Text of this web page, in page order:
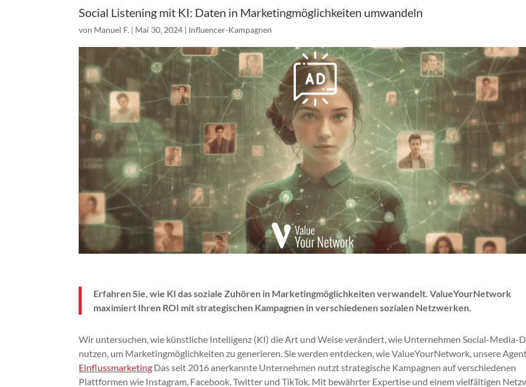
Social Listening mit KI: Daten in Marketingmöglichkeiten umwandeln
von Manuel F. | Mai 30, 2024 | Influencer-Kampagnen
Erfahren Sie, wie KI das soziale Zuhören in Marketingmöglichkeiten verwandelt. ValueYourNetwork
maximiert Ihren ROI mit strategischen Kampagnen in verschiedenen sozialen Netzwerken.
Wir untersuchen, wie künstliche Intelligenz (KI) die Art und Weise verändert, wie Unternehmen Social-Media-
nutzen, um Marketingmöglichkeiten zu generieren. Sie werden entdecken, wie ValueYourNetwork, unsere
Einflussmarketing Das seit 2016 anerkannte Unternehmen nutzt strategische Kampagnen auf verschiedenen
Plattformen wie Instagram, Facebook, Twitter und TikTok. Mit bewährter Expertise und einem vielfältigen